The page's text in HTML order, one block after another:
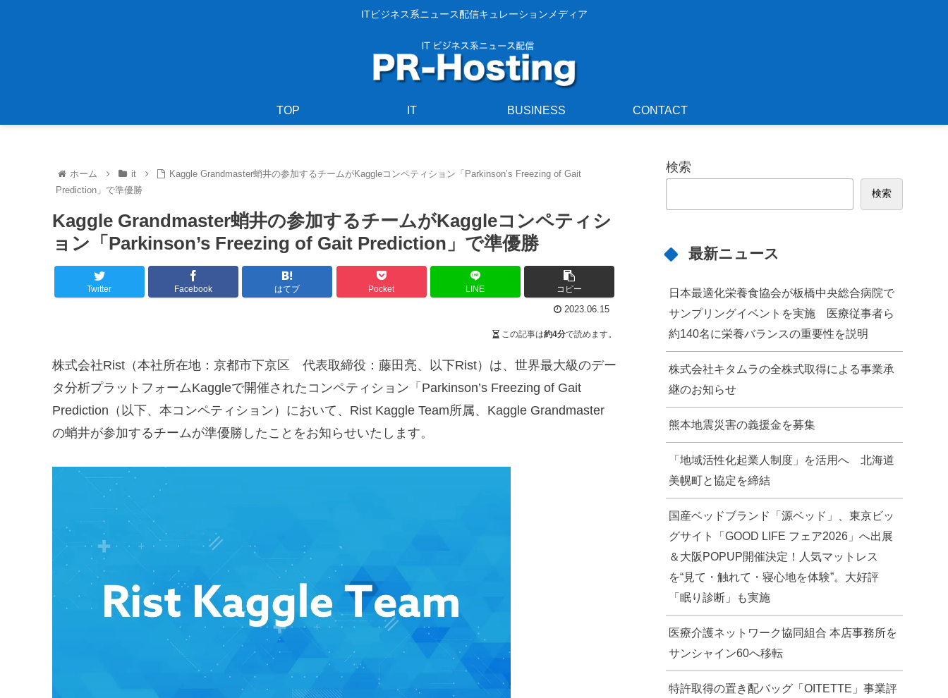
ITビジネス系ニュース配信キュレーションメディア
TOP IT BUSINESS CONTACT
ホーム it
Kaggle Grandmaster蛸井の参加するチームがKaggleコンペティション「Parkinson’s Freezing of Gait
Prediction」で準優勝
Kaggle Grandmaster蛸井の参加するチームがKaggleコンペティシ
ョン「Parkinson’s Freezing of Gait Prediction」で準優勝
Twitter Facebook はてブ Pocket LINE コピー
2023.06.15
この記事は約4分で読めます。
株式会社Rist（本社所在地：京都市下京区 代表取締役：藤田亮、以下Rist）は、世界最大級のデー
タ分析プラットフォームKaggleで開催されたコンペティション「Parkinson’s Freezing of Gait
Prediction（以下、本コンペティション）において、Rist Kaggle Team所属、Kaggle Grandmaster
の蛸井が参加するチームが準優勝したことをお知らせいたします。
検索
検索
最新ニュース
日本最適化栄養食協会が板橋中央総合病院で
サンプリングイベントを実施 医療従事者ら
約140名に栄養バランスの重要性を説明
株式会社キタムラの全株式取得による事業承
継のお知らせ
熊本地震災害の義援金を募集
「地域活性化起業人制度」を活用へ 北海道
美幌町と協定を締結
国産ベッドブランド「源ベッド」、東京ビッ
グサイト「GOOD LIFE フェア2026」へ出展
＆大阪POPUP開催決定！人気マットレス
を“見て・触れて・寝心地を体験”。大好評
「眠り診断」も実施
医療介護ネットワーク協同組合 本店事務所を
サンシャイン60へ移転
特許取得の置き配バッグ「OITETTE」事業評